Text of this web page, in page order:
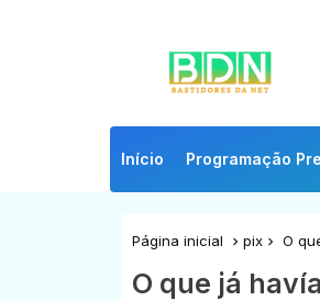
Início Programação
Página inicial pix O
O que já